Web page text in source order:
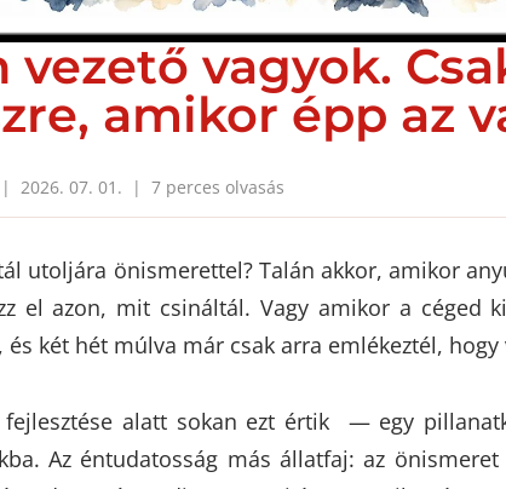
vagyok.
amikor épp az
2026. 07. 01. | 7 perces olvasás
utoljára önismerettel? Talán akkor, amikor
el azon, mit csináltál. Vagy amikor a céged
és két hét múlva már csak arra emlékeztél,
fejlesztése alatt sokan ezt értik — egy
Az éntudatosság más állatfaj: az